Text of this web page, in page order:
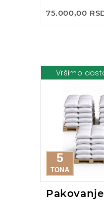
75.000,00
Vršimo
5
TONA